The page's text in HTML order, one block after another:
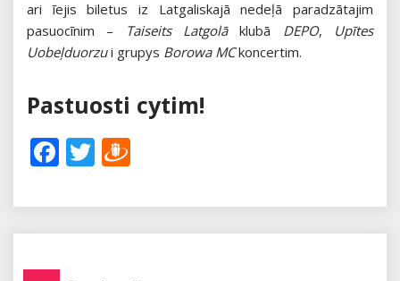
ari īejis biletus iz Latgaliskajā nedeļā paradzātajim
pasuocīnim –
Taiseits Latgolāklubā DEPO, Upītes
Uobeļduorzui grupys Borowa MCkoncertim.
Pastuosti cytim!
Facebook
Twitter